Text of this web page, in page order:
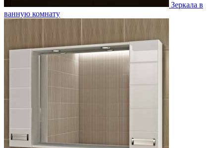
Зеркала в
ванную комнату